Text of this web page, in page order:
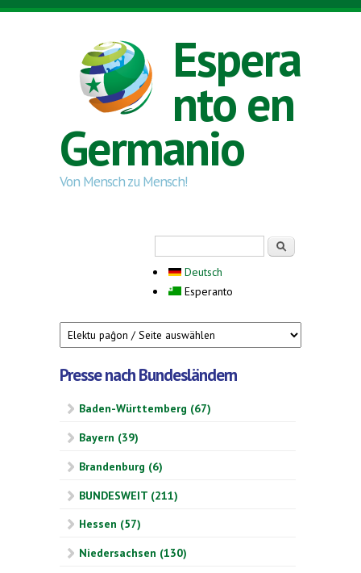
Skip to main content
Espera
nto en
Germanio
Von Mensch zu Mensch!
Deutsch
Esperanto
Presse nach Bundesländern
Baden-Württemberg (67)
Bayern (39)
Brandenburg (6)
BUNDESWEIT (211)
Hessen (57)
Niedersachsen (130)